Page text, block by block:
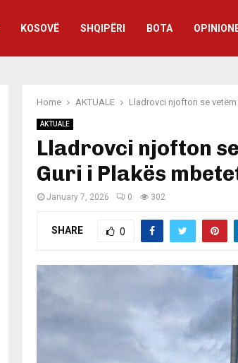
KOSOVË SHQIPËRI BOTA
Home AKTUALE Lladrovci njofton se
AKTUALE
Lladrovci njofton
Guri i Plakës
January 7, 2026 0 302
SHARE 0